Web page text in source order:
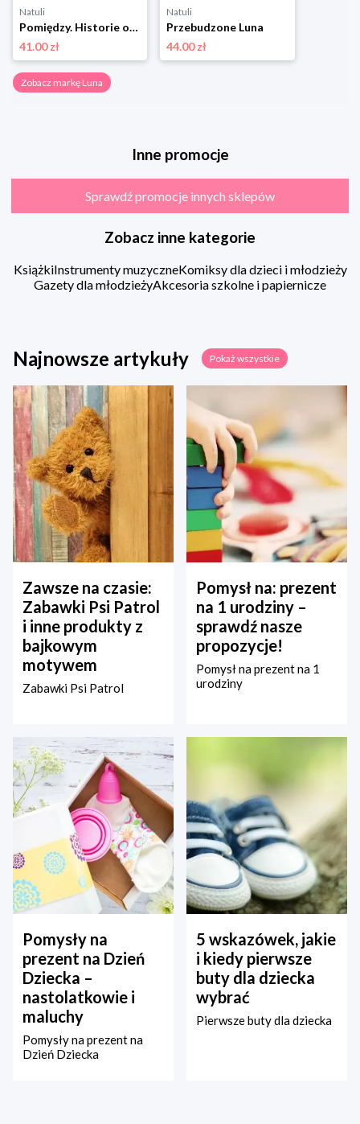
Natuli
Pomiędzy. Historie osób niebinarnych Luna
41.00 zł
Natuli
Przebudzone Luna
44.00 zł
Zobacz markę Luna
Inne promocje
Sprawdź promocje innych sklepów
Zobacz inne kategorie
KsiążkiInstrumenty muzyczneKomiksy dla dzieci i młodzieży
Gazety dla młodzieżyAkcesoria szkolne i papiernicze
Najnowsze artykuły Pokaż wszystkie
Zawsze na czasie:
Zabawki Psi Patrol
i inne produkty z
bajkowym
motywem
Zabawki Psi Patrol
Pomysł na: prezent
na 1 urodziny –
sprawdź nasze
propozycje!
Pomysł na prezent na 1
urodziny
Pomysły na
prezent na Dzień
Dziecka –
nastolatkowie i
maluchy
Pomysły na prezent na
Dzień Dziecka
5 wskazówek, jakie
i kiedy pierwsze
buty dla dziecka
wybrać
Pierwsze buty dla dziecka